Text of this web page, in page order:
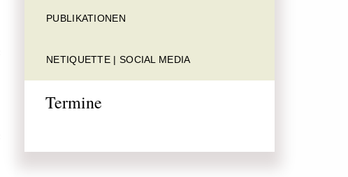
PUBLIKATIONEN
NETIQUETTE | SOCIAL MEDIA
Termine